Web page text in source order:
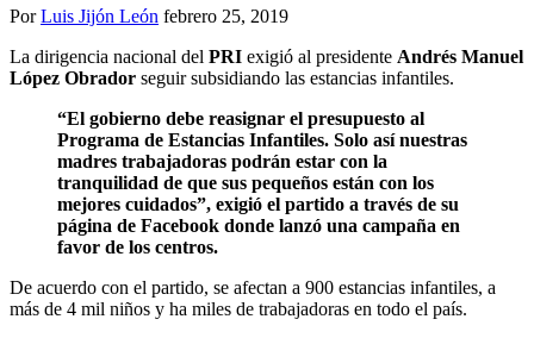
PorLuis Jijón León febrero 25, 2019
La dirigencia nacional del PRI exigió al presidente Andrés Manuel
López Obrador seguir subsidiando las estancias infantiles.
“El gobierno debe reasignar el presupuesto al
Programa de Estancias Infantiles. Solo así nuestras
madres trabajadoras podrán estar con la
tranquilidad de que sus pequeños están con los
mejores cuidados”, exigió el partido a través de su
página de Facebook donde lanzó una campaña en
favor de los centros.
De acuerdo con el partido, se afectan a 900 estancias infantiles, a
más de 4 mil niños y ha miles de trabajadoras en todo el país.